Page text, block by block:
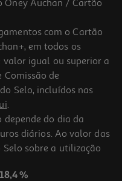
Oney Auchan / Cartão
com o Cartão
em todos os
valor igual ou superior a
Comissão de
Selo, incluídos nas
.
do dia da
diários. Ao valor das
Selo sobre a utilização
%